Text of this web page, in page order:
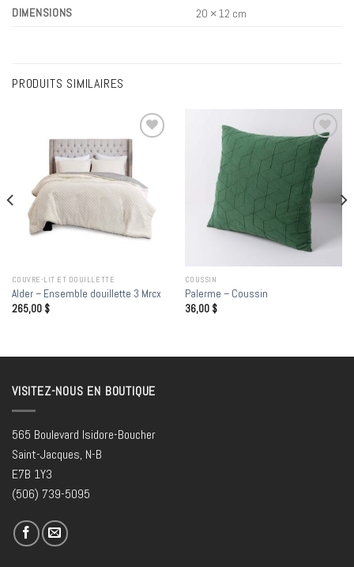
DIMENSIONS 20 × 12 cm
PRODUITS SIMILAIRES
COUVRE-LIT ET DOUILLETTE
Alder – Ensemble douillette 3 Mrcx
265,00 $
Add to
wishlist
COUSSIN
Palerme – Coussin
36,00 $
VISITEZ-NOUS EN BOUTIQUE
565 Boulevard Isidore-Boucher
Saint-Jacques, N-B
E7B 1Y3
(506) 739-5095